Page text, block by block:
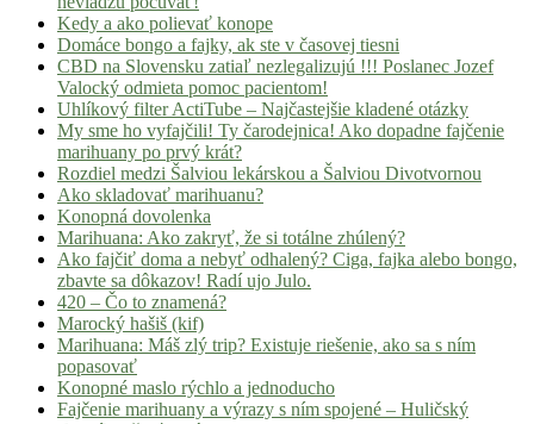
Kedy a ako polievať konope
Domáce bongo a fajky, ak ste v časovej tiesni
CBD na Slovensku zatiaľ nezlegalizujú !!! Poslanec Jozef
Valocký odmieta pomoc pacientom!
Uhlíkový filter ActiTube – Najčastejšie kladené otázky
My sme ho vyfajčili! Ty čarodejnica! Ako dopadne fajčenie
marihuany po prvý krát?
Rozdiel medzi Šalviou lekárskou a Šalviou Divotvornou
Ako skladovať marihuanu?
Konopná dovolenka
Marihuana: Ako zakryť, že si totálne zhúlený?
Ako fajčiť doma a nebyť odhalený? Ciga, fajka alebo bongo,
zbavte sa dôkazov! Radí ujo Julo.
420 – Čo to znamená?
Marocký hašiš (kif)
Marihuana: Máš zlý trip? Existuje riešenie, ako sa s ním
popasovať
Konopné maslo rýchlo a jednoducho
Fajčenie marihuany a výrazy s ním spojené – Huličský